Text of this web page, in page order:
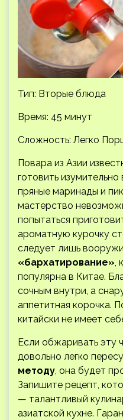
Тип: Вторые блюда
Время: 45 минут
Сложность: Легко
Повара из Азии
готовить изумительно
пряные маринады и
мастерство
попытаться
ароматную курочку
следует лишь
«бархатирование»,
популярна в Китае.
сочным внутри, а
аппетитная корочка.
китайски не имеет
Если обжаривать эту
довольно легко
методу, она будет
Запишите рецепт,
— талантливый
азиатской кухне.